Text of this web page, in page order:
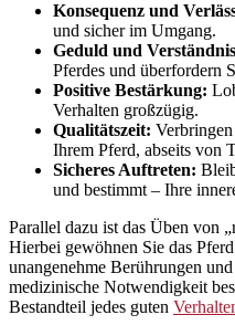
Konsequenz und
und sicher im Umgang.
Geduld und
Pferdes und überfordern
Positive Bestärkung:
Verhalten großzügig.
Qualitätszeit:
Ihrem Pferd, abseits von
Sicheres Auftreten:
und bestimmt – Ihre
Parallel dazu ist das Üben von
Hierbei gewöhnen Sie das
unangenehme Berührungen
medizinische Notwendigkeit
Bestandteil jedes guten